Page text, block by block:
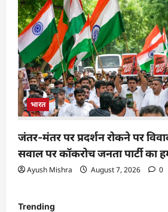
भारत
जंतर-मंतर पर प्रदर्शन रोकने पर
सवाल पर कॉकरोच जनता पार्टी का
Ayush Mishra August 7, 2026 0
Trending